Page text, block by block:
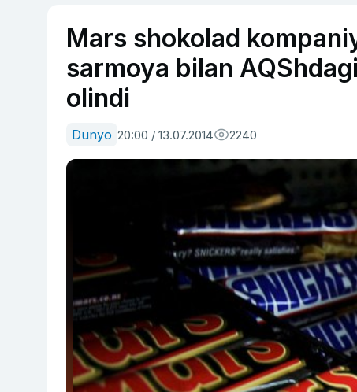
Mars shokolad
sarmoya bilan
olindi
Dunyo 20:00 / 13.07.2014 2240